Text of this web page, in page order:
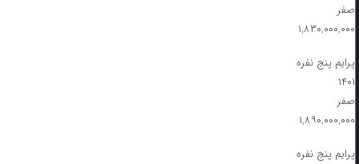
صفر
۱,۸۳۰,۰۰۰,۰۰۰
پرایم پنج نفره
۱۴۰۱
صفر
۱,۸۹۰,۰۰۰,۰۰۰
پرایم پنج نفره